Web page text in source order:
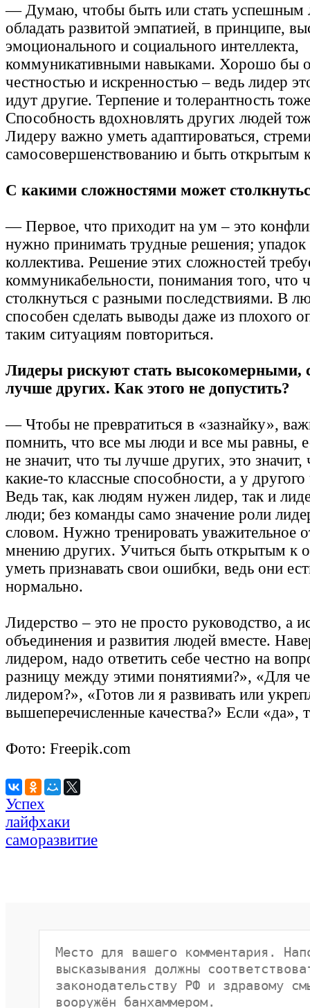
— Думаю, чтобы быть или стать успешным
обладать развитой эмпатией, в принципе,
эмоционального и социального интеллекта,
коммуникативными навыками. Хорошо бы
честностью и искренностью – ведь лидер
идут другие. Терпение и толерантность
Способность вдохновлять других людей
Лидеру важно уметь адаптироваться,
самосовершенствованию и быть открытым
С какими сложностями может
— Первое, что приходит на ум – это
нужно принимать трудные решения;
коллектива. Решение этих сложностей
коммуникабельности, понимания того, что
столкнуться с разными последствиями. В
способен сделать выводы даже из плохого
таким ситуациям повториться.
Лидеры рискуют стать высокомерными,
лучше других. Как этого не допустить?
— Чтобы не превратиться в «зазнайку»,
помнить, что все мы люди и все мы равны,
не значит, что ты лучше других, это значит,
какие-то классные способности, а у
Ведь так, как людям нужен лидер, так и
люди; без команды само значение роли
словом. Нужно тренировать уважительное
мнению других. Учиться быть открытым к
уметь признавать свои ошибки, ведь они
нормально.
Лидерство – это не просто руководство, а
объединения и развития людей вместе.
лидером, надо ответить себе честно на
разницу между этими понятиями?», «Для
лидером?», «Готов ли я развивать или
вышеперечисленные качества?» Если «да»,
Фото: Freepik.com
Успех
лайфхаки
саморазвитие